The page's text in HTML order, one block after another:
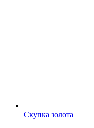
Скупка золота